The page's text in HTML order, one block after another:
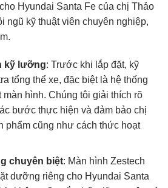
Hyundai Santa Fe của chị Thảo
ngũ kỹ thuật viên chuyên nghiệp,
kỹ lưỡng: Trước khi lắp đặt, kỹ
tổng thể xe, đặc biệt là hệ thống
màn hình. Chúng tôi giải thích rõ
bước thực hiện và đảm bảo chị
phẩm cũng như cách thức hoạt
chuyên biệt: Màn hình Zestech
dưỡng riêng cho Hyundai Santa